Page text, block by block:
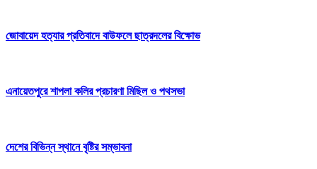
জোবায়েদ হত্যার প্রতিবাদে বাউফলে ছাত্রদলের বিক্ষোভ
এনায়েতপুরে শাপলা কলির প্রচারণা মিছিল ও পথসভা
দেশের বিভিন্ন স্থানে বৃষ্টির সম্ভাবনা